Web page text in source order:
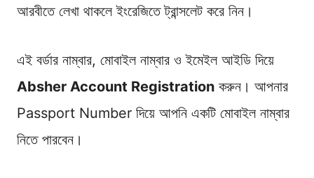
আরবীতে লেখা থাকলে ইংরেজিতে ট্রান্সলেট করে নিন।
এই বর্ডার নাম্বার, মোবাইল নাম্বার ও ইমেইল আইডি দিয়ে
Absher Account Registration করুন। আপনার
Passport Number দিয়ে আপনি একটি মোবাইল নাম্বার
নিতে পারবেন।